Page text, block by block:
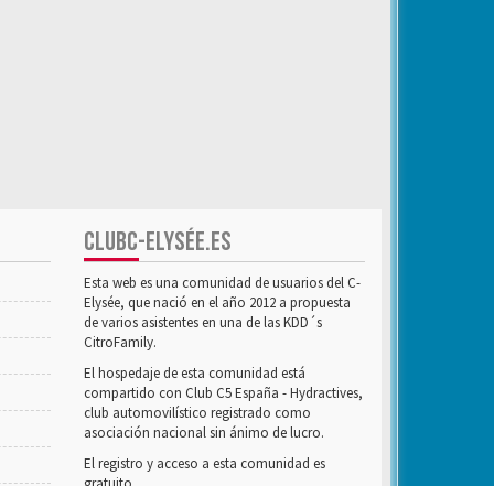
CLUBC-ELYSÉE.ES
Esta web es una comunidad de usuarios del C-
Elysée, que nació en el año 2012 a propuesta
de varios asistentes en una de las KDD´s
CitroFamily.
El hospedaje de esta comunidad está
compartido con Club C5 España - Hydractives,
club automovilístico registrado como
asociación nacional sin ánimo de lucro.
El registro y acceso a esta comunidad es